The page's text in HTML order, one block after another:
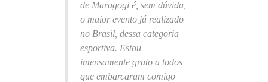
de Maragogi é, sem dúvida,
o maior evento já realizado
no Brasil, dessa categoria
esportiva. Estou
imensamente grato a todos
que embarcaram comigo